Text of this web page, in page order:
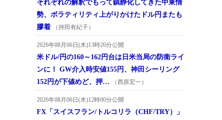
それぞれの解釈でもって鎮静化してきた中東情
勢、ボラティリティ上がりかけたドル円またも
膠着
（持田有紀子）
2026年08月06日(木)13時20分公開
米ドル/円の160～162円台は日米当局の防衛ライ
ンに！ GW介入時安値155円、神田シーリング
152円が下値めど、押…
（西原宏一）
2026年08月06日(木)12時00分公開
FX「スイスフラン/トルコリラ（CHF/TRY）」